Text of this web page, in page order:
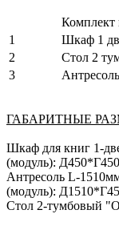
Комплект
1
Шкаф 1
2
Стол 2
3
ГАБАРИТНЫЕ
Шкаф для книг 1-
(модуль):
Антресоль L-
(модуль):
Стол 2-тумбовый